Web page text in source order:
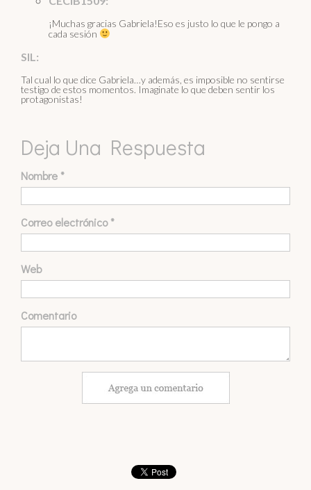
¡Muchas gracias Gabriela!Eso es justo lo que le pongo a
cada sesión
SIL:
Tal cual lo que dice Gabriela…y además, es imposible no sentirse
testigo de estos momentos. Imaginate lo que deben sentir los
protagonistas!
Deja Una Respuesta
Nombre *
Correo electrónico*
Web
Comentario